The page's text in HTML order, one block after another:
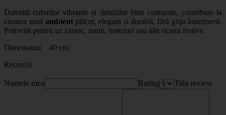
Datorită culorilor vibrante și detaliilor bine conturate, contribuie la
crearea unui ambientplăcut, elegant și durabil, fără grija întreținerii.
Potrivită pentru uz casnic, nunti, botezuri sau alte ocazii festive.
Dimensiuni 40 cm
Recenzii
Numele meu Rating Titlu review